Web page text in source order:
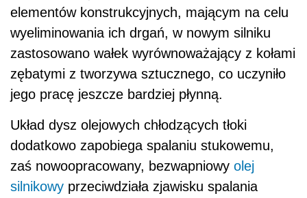
elementów konstrukcyjnych, mającym na celu
wyeliminowania ich drgań, w nowym silniku
zastosowano wałek wyrównoważający z kołami
zębatymi z tworzywa sztucznego, co uczyniło
jego pracę jeszcze bardziej płynną.
Układ dysz olejowych chłodzących tłoki
dodatkowo zapobiega spalaniu stukowemu,
zaś nowoopracowany, bezwapniowy olej
silnikowy przeciwdziała zjawisku spalania